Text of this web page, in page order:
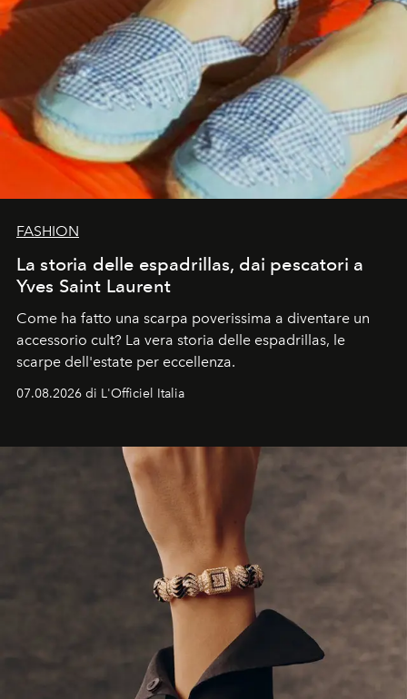
FASHION
La storia delle espadrillas, dai pescatori a
Yves Saint Laurent
Come ha fatto una scarpa poverissima a diventare un
accessorio cult? La vera storia delle espadrillas, le
scarpe dell'estate per eccellenza.
07.08.2026 di L'Officiel Italia